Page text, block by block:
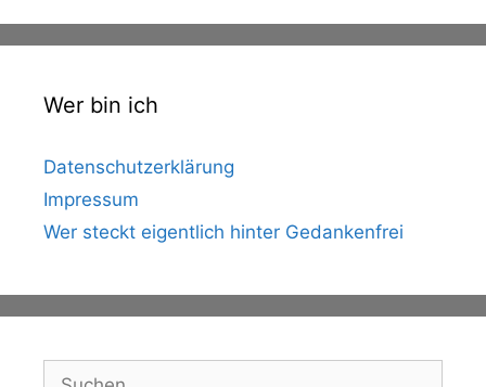
Wer bin ich
Datenschutzerklärung
Impressum
Wer steckt eigentlich hinter Gedankenfrei
Suche